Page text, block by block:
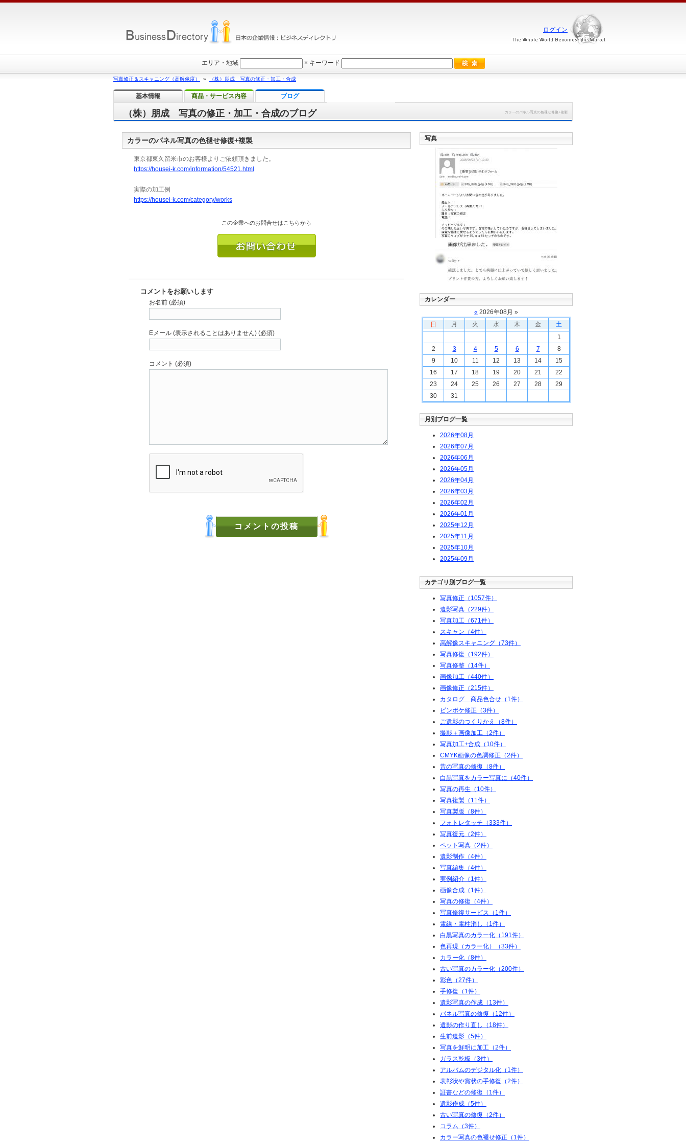
カラーのパネル写真の色褪せ修復+複製
（株）朋成 写真の修正・加工・合成のブログ
カラーのパネル写真の色褪せ修復+複製
東京都東久留米市のお客様よりご依頼頂きました。
https://housei-k.com/information/54521.html
実際の加工例
https://housei-k.com/category/works
この企業へのお問合せはこちらから
コメントをお願いします
お名前 (必須)
Eメール (表示されることはありません) (必須)
コメント (必須)
写真
カレンダー
« 2026年08月 »
日
月 火 水 木 金
土
1
2
3 4 5 6 7
8
9
10 11 12 13 14
15
16
17 18 19 20 21
22
23
24 25 26 27 28
29
30
31
月別ブログ一覧
2026年08月
2026年07 月
2026年06 月
2026年05月
2026年04月
2026年03月
2026年02 月
2026年01 月
2025年12 月
2025年11 月
2025年10月
2025年09月
カテゴリ別ブログ一覧
写真修正（1057件）
遺影写真（229件）
写真加工（671件）
スキャン（4件）
高解像スキャニング（73件）
写真修復（192件）
写真修整（14件）
画像加工（440件）
画像修正（215件）
カタログ 商品色合せ（1件）
ピンボケ修正（3件）
ご遺影のつくりかえ（8件）
撮影＋画像加工（2件）
写真加工+合成（10件）
CMYK画像の色調修正（2件）
昔の写真の修復（8件）
白黒写真をカラー写真に（40件）
写真の再生（10件）
写真複製（11件）
写真製版（8件）
フォトレタッチ（333件）
写真復元（2件）
ペット写真（2件）
遺影制作（4件）
写真編集（4件）
実例紹介（1件）
画像合成（1件）
写真の修復（4件）
写真修復サービス（1件）
電線・電柱消し（1件）
白黒写真のカラー化（191件）
色再現（カラー化）（33件）
カラー化（8件）
古い写真のカラー化（200件）
彩色（27件）
手修復（1件）
遺影写真の作成（13件）
パネル写真の修復（12件）
遺影の作り直し（18件）
生前遺影（5件）
写真を鮮明に加工（2件）
ガラス乾板（3件）
アルバムのデジタル化（1件）
表彰状や賞状の手修復（2件）
証書などの修復（1件）
遺影作成（5件）
古い写真の修復（2件）
コラム（3件）
カラー写真の色褪せ修正（1件）
ログイン
エリア・地域 × キーワード
写真修正＆スキャニング（高解像度） » （株）朋成 写真の修正・加工・合成
基本情報 商品・サービス内容 ブログ